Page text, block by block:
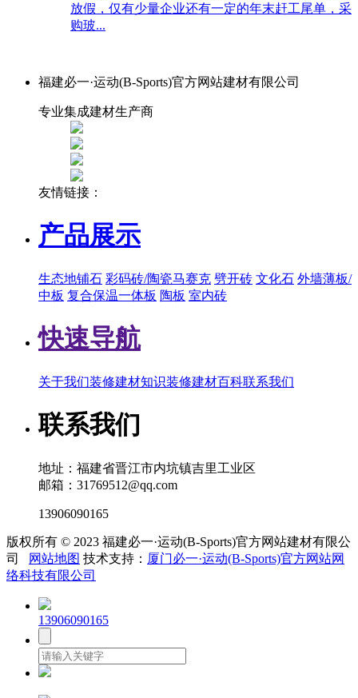
放假，仅有少量企业还有一定的年末赶工尾单，采
购玻...
福建必一·运动(B-Sports)官方网站建材有限公司
专业集成建材生产商
友情链接：
产品展示
生态地铺石 彩码砖/陶瓷马赛克 劈开砖 文化石 外墙薄板/
中板 复合保温一体板 陶板 室内砖
快速导航
关于我们装修建材知识装修建材百科联系我们
联系我们
地址：福建省晋江市内坑镇吉里工业区
邮箱：31769512@qq.com
13906090165
版权所有 © 2023 福建必一·运动(B-Sports)官方网站建材有限公
司
网站地图 技术支持： 厦门必一·运动(B-Sports)官方网站网
络科技有限公司
13906090165